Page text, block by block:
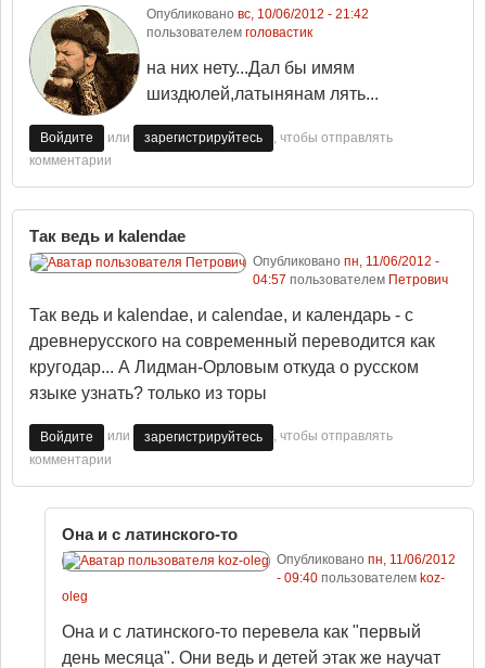
Опубликовано вс, 10/06/2012 - 21:42
пользователем головастик
на них нету...Дал бы имям
шиздюлей,латынянам лять...
Войдите или зарегистрируйтесь
, чтобы отправлять
комментарии
Так ведь и kalendae
Опубликовано пн, 11/06/2012 -
04:57 пользователем Петрович
Так ведь и kalendae, и calendae, и календарь - с
древнерусского на современный переводится как
кругодар... А Лидман-Орловым откуда о русском
языке узнать? только из торы
Войдите или зарегистрируйтесь
, чтобы отправлять
комментарии
Она и с латинского-то
Опубликовано пн, 11/06/2012
- 09:40пользователем koz-
oleg
Она и с латинского-то перевела как "первый
день месяца". Они ведь и детей этак же научат